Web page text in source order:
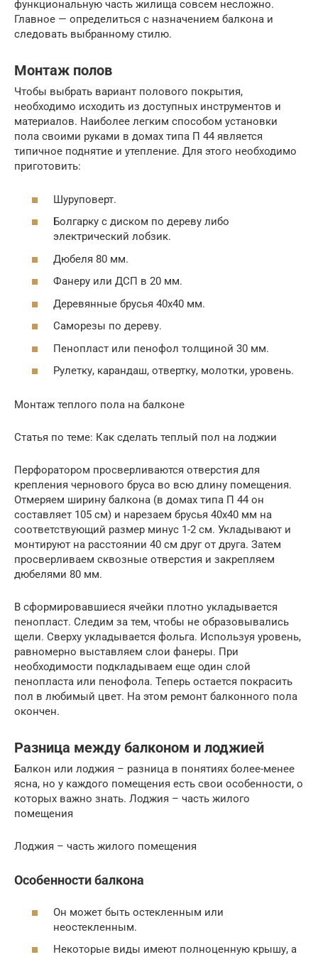
функциональную часть жилища совсем несложно.
Главное — определиться с назначением балкона и
следовать выбранному стилю.
Монтаж полов
Чтобы выбрать вариант полового покрытия,
необходимо исходить из доступных инструментов и
материалов. Наиболее легким способом установки
пола своими руками в домах типа П 44 является
типичное поднятие и утепление. Для этого необходимо
приготовить:
Шуруповерт.
Болгарку с диском по дереву либо
электрический лобзик.
Дюбеля 80 мм.
Фанеру или ДСП в 20 мм.
Деревянные брусья 40х40 мм.
Саморезы по дереву.
Пенопласт или пенофол толщиной 30 мм.
Рулетку, карандаш, отвертку, молотки, уровень.
Монтаж теплого пола на балконе
Статья по теме: Как сделать теплый пол на лоджии
Перфоратором просверливаются отверстия для
крепления чернового бруса во всю длину помещения.
Отмеряем ширину балкона (в домах типа П 44 он
составляет 105 см) и нарезаем брусья 40х40 мм на
соответствующий размер минус 1-2 см. Укладывают и
монтируют на расстоянии 40 см друг от друга. Затем
просверливаем сквозные отверстия и закрепляем
дюбелями 80 мм.
В сформировавшиеся ячейки плотно укладывается
пенопласт. Следим за тем, чтобы не образовывались
щели. Сверху укладывается фольга. Используя уровень,
равномерно выставляем слои фанеры. При
необходимости подкладываем еще один слой
пенопласта или пенофола. Теперь остается покрасить
пол в любимый цвет. На этом ремонт балконного пола
окончен.
Разница между балконом и лоджией
Балкон или лоджия – разница в понятиях более-менее
ясна, но у каждого помещения есть свои особенности, о
которых важно знать. Лоджия – часть жилого
помещения
Лоджия – часть жилого помещения
Особенности балкона
Он может быть остекленным или
неостекленным.
Некоторые виды имеют полноценную крышу, а